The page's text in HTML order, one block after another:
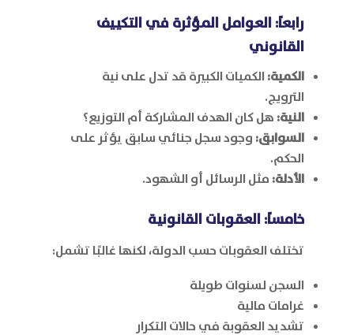
رابعاً: العوامل المؤثرة في التكييف
القانوني
الكمية: الكميات الكبيرة قد تدل على نية
الترويج.
النية: هل كان الهدف المشاركة أم التوزيع؟
السوابق: وجود سجل جنائي سابق يؤثر على
الحكم.
الأدلة: مثل الرسائل أو الشهود.
خامساً: العقوبات القانونية
تختلف العقوبات حسب الدولة، لكنها غالبًا تشمل:
السجن لسنوات طويلة
غرامات مالية
تشديد العقوبة في حالات التكرار